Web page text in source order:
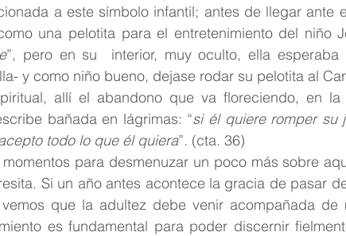
a este símbolo infantil; antes de llegar ante
una pelotita para el entretenimiento del niño
”, pero en su  interior, muy oculto, ella esperaba
y como niño bueno, dejase rodar su pelotita al
allí el abandono que va floreciendo, en la
bañada en lágrimas: “si él quiere romper su
todo lo que él quiera”. (cta. 36)
para desmenuzar un poco más sobre
Si un año antes acontece la gracia de pasar
que la adultez debe venir acompañada de
es fundamental para poder discernir